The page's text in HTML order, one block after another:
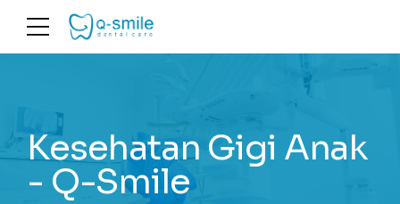
Kesehatan Gigi Anak
- Q-Smile